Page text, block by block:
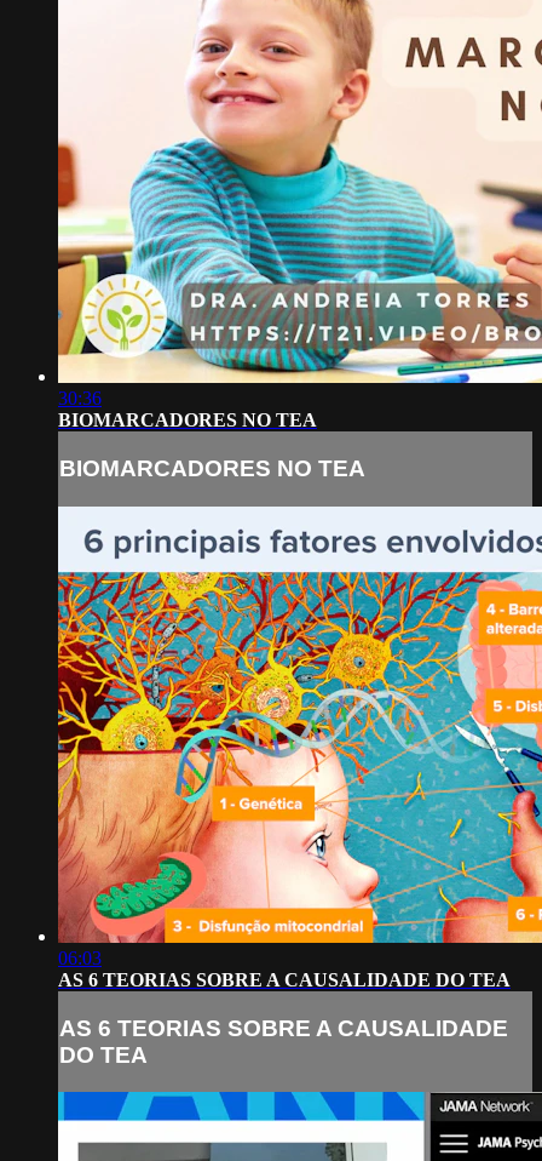
30:36
BIOMARCADORES NO TEA
BIOMARCADORES NO TEA
06:03
AS 6 TEORIAS SOBRE A CAUSALIDADE DO TEA
AS 6 TEORIAS SOBRE A CAUSALIDADE
DO TEA